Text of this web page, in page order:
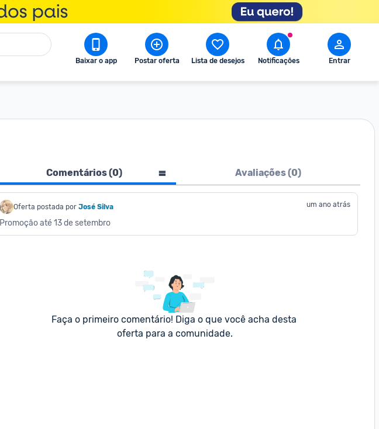
Baixar o app Postar oferta Lista de desejos Notificações Entrar
Comentários (0) Avaliações (0)
Oferta postada por José Silva um ano atrás
Promoção até 13 de setembro
Faça o primeiro comentário! Diga o que você acha desta
oferta para a comunidade.